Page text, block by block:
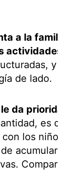
a la
de lado.
da
es
los